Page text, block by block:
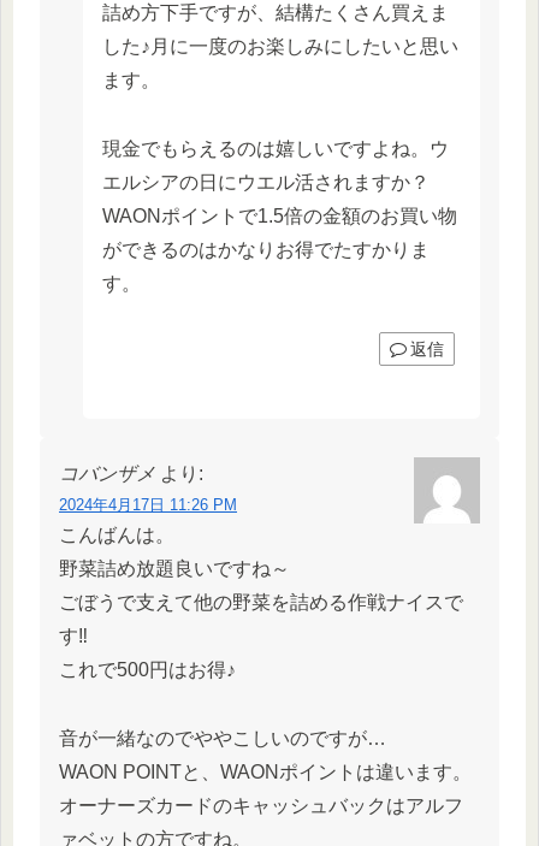
詰め方下手ですが、結構たくさん買えま
した♪月に一度のお楽しみにしたいと思い
ます。
現金でもらえるのは嬉しいですよね。ウ
エルシアの日にウエル活されますか？
WAONポイントで1.5倍の金額のお買い物
ができるのはかなりお得でたすかりま
す。
返信
コバンザメ より:
2024年4月17日 11:26 PM
こんばんは。
野菜詰め放題良いですね～
ごぼうで支えて他の野菜を詰める作戦ナイスで
す‼
これで500円はお得♪
音が一緒なのでややこしいのですが…
WAON POINTと、WAONポイントは違います。
オーナーズカードのキャッシュバックはアルフ
ァベットの方ですね。